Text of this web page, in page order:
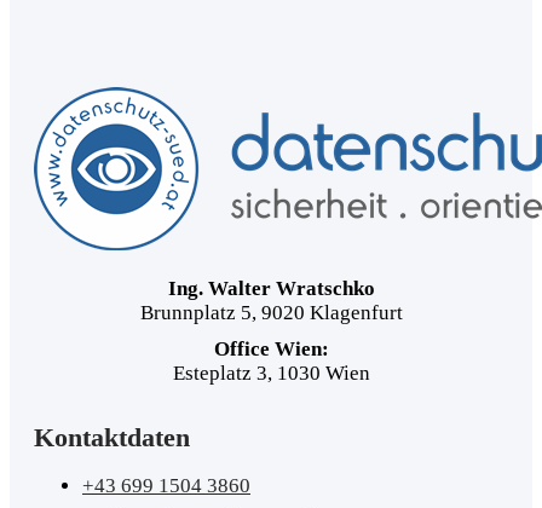
Ing. Walter Wratschko
Brunnplatz 5, 9020 Klagenfurt
Office Wien:
Esteplatz 3, 1030 Wien
Kontaktdaten
+43 699 1504 3860